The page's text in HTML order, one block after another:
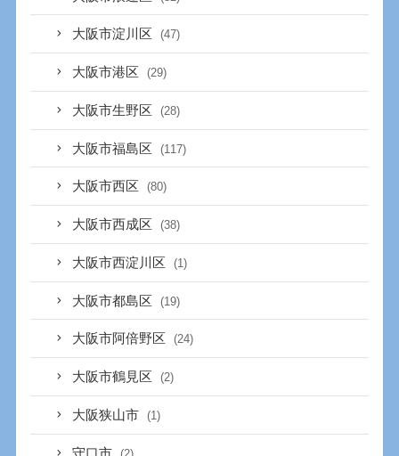
大阪市淀川区 (47)
大阪市港区 (29)
大阪市生野区 (28)
大阪市福島区 (117)
大阪市西区 (80)
大阪市西成区 (38)
大阪市西淀川区 (1)
大阪市都島区 (19)
大阪市阿倍野区 (24)
大阪市鶴見区 (2)
大阪狭山市 (1)
守口市